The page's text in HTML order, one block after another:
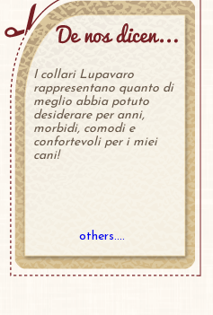
I collari Lupavaro
rappresentano quanto di
meglio abbia potuto
desiderare per anni,
morbidi, comodi e
confortevoli per i miei
cani!
others....